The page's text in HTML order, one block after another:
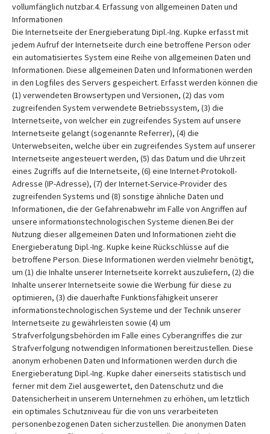
vollumfänglich nutzbar.4. Erfassung von allgemeinen Daten und
Informationen
Die Internetseite der Energieberatung Dipl.-Ing. Kupke erfasst mit
jedem Aufruf der Internetseite durch eine betroffene Person oder
ein automatisiertes System eine Reihe von allgemeinen Daten und
Informationen. Diese allgemeinen Daten und Informationen werden
in den Logfiles des Servers gespeichert. Erfasst werden können die
(1) verwendeten Browsertypen und Versionen, (2) das vom
zugreifenden System verwendete Betriebssystem, (3) die
Internetseite, von welcher ein zugreifendes System auf unsere
Internetseite gelangt (sogenannte Referrer), (4) die
Unterwebseiten, welche über ein zugreifendes System auf unserer
Internetseite angesteuert werden, (5) das Datum und die Uhrzeit
eines Zugriffs auf die Internetseite, (6) eine Internet-Protokoll-
Adresse (IP-Adresse), (7) der Internet-Service-Provider des
zugreifenden Systems und (8) sonstige ähnliche Daten und
Informationen, die der Gefahrenabwehr im Falle von Angriffen auf
unsere informationstechnologischen Systeme dienen.Bei der
Nutzung dieser allgemeinen Daten und Informationen zieht die
Energieberatung Dipl.-Ing. Kupke keine Rückschlüsse auf die
betroffene Person. Diese Informationen werden vielmehr benötigt,
um (1) die Inhalte unserer Internetseite korrekt auszuliefern, (2) die
Inhalte unserer Internetseite sowie die Werbung für diese zu
optimieren, (3) die dauerhafte Funktionsfähigkeit unserer
informationstechnologischen Systeme und der Technik unserer
Internetseite zu gewährleisten sowie (4) um
Strafverfolgungsbehörden im Falle eines Cyberangriffes die zur
Strafverfolgung notwendigen Informationen bereitzustellen. Diese
anonym erhobenen Daten und Informationen werden durch die
Energieberatung Dipl.-Ing. Kupke daher einerseits statistisch und
ferner mit dem Ziel ausgewertet, den Datenschutz und die
Datensicherheit in unserem Unternehmen zu erhöhen, um letztlich
ein optimales Schutzniveau für die von uns verarbeiteten
personenbezogenen Daten sicherzustellen. Die anonymen Daten